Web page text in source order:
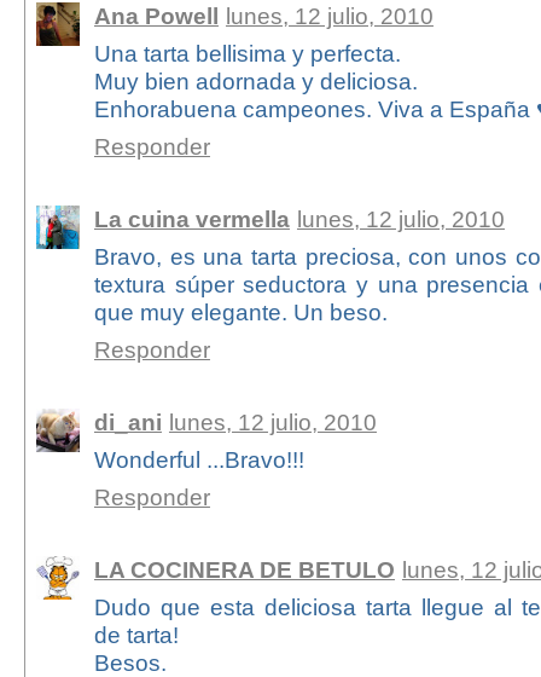
Ana Powell lunes, 12 julio, 2010
Una tarta bellisima y perfecta.
Muy bien adornada y deliciosa.
Enhorabuena campeones. Viva a España
Responder
La cuina vermella lunes, 12 julio, 2010
Bravo, es una tarta preciosa, con unos
textura súper seductora y una
que muy elegante. Un beso.
Responder
di_ani lunes, 12 julio, 2010
Wonderful ...Bravo!!!
Responder
LA COCINERA DE BETULO lunes, 12
Dudo que esta deliciosa tarta llegue al
de tarta!
Besos.